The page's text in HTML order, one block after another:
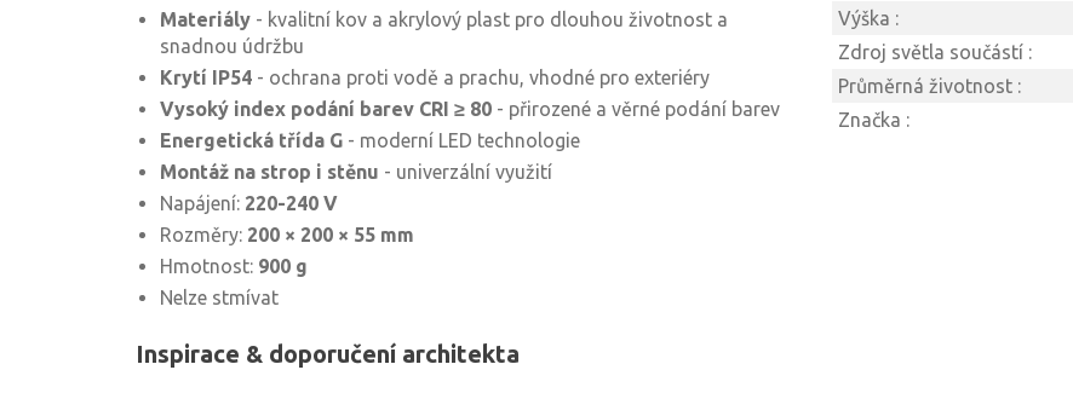
Materiály - kvalitní kov a akrylový plast pro dlouhou životnost a
snadnou údržbu
Krytí IP54 - ochrana proti vodě a prachu, vhodné pro exteriéry
Vysoký index podání barev CRI ≥ 80 - přirozené a věrné podání barev
Energetická třída G - moderní LED technologie
Montáž na strop i stěnu - univerzální využití
Napájení: 220-240 V
Rozměry: 200 × 200 × 55 mm
Hmotnost: 900 g
Nelze stmívat
Inspirace & doporučení architekta
Výška :
Zdroj světla součástí :
Průměrná životnost :
Značka :